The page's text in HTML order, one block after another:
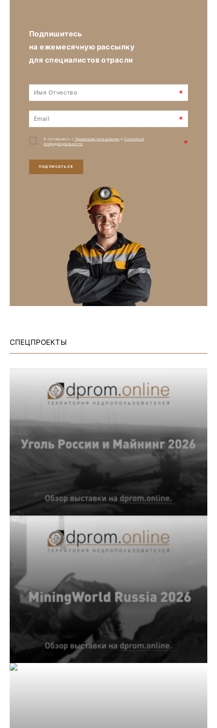
Подпишитесь
на ежемесячную рассылку
для специалистов отрасли
*
*
Я соглашаюсь с Правилами пользования иПолитикой
конфиденциальности
*
ПОДПИСАТЬСЯ
СПЕЦПРОЕКТЫ